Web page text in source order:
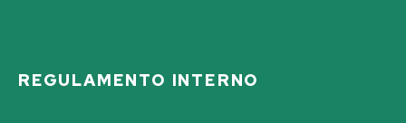
REGULAMENTO INTERNO